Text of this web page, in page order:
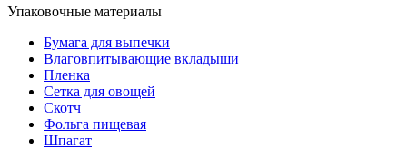
Упаковочные материалы
Бумага для выпечки
Влаговпитывающие вкладыши
Пленка
Сетка для овощей
Скотч
Фольга пищевая
Шпагат